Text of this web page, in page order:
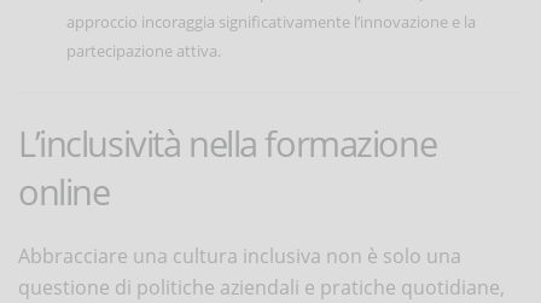
approccio incoraggia significativamente l’innovazione e la
partecipazione attiva.
L’inclusività nella formazione
online
Abbracciare una cultura inclusiva non è solo una
questione di politiche aziendali e pratiche quotidiane,